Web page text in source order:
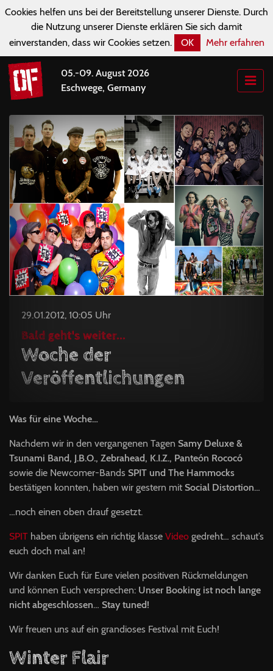
Cookies helfen uns bei der Bereitstellung unserer Dienste. Durch
die Nutzung unserer Dienste erklären Sie sich damit
einverstanden, dass wir Cookies setzen.
OK Mehr erfahren
05.-09. August 2026
Eschwege, Germany
29.01.2012, 10:05 Uhr
Bald geht's weiter...
Woche der
Veröffentlichungen
Was für eine Woche…
Nachdem wir in den vergangenen Tagen Samy Deluxe &
Tsunami Band, J.B.O., Zebrahead, K.I.Z., Panteón Rococó
sowie die Newcomer-Bands SPIT und The Hammocks
bestätigen konnten, haben wir gestern mit Social Distortion…
…noch einen oben drauf gesetzt.
SPIT haben übrigens ein richtig klasse Video gedreht… schaut’s
euch doch mal an!
Wir danken Euch für Eure vielen positiven Rückmeldungen
und können Euch versprechen: Unser Booking ist noch lange
nicht abgeschlossen… Stay tuned!
Wir freuen uns auf ein grandioses Festival mit Euch!
Winter Flair